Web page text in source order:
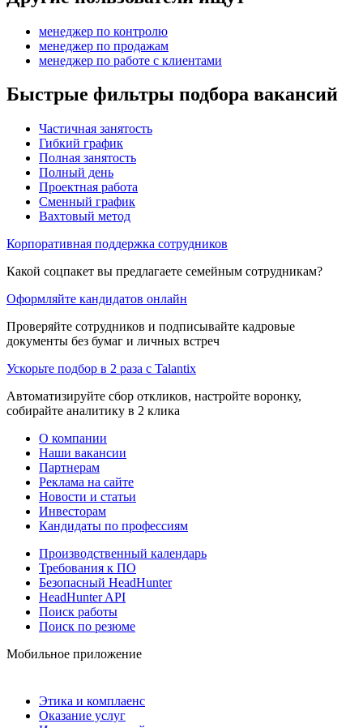
менеджер по контролю
менеджер по продажам
менеджер по работе с клиентами
Быстрые фильтры подбора вакансий
Частичная занятость
Гибкий график
Полная занятость
Полный день
Проектная работа
Сменный график
Вахтовый метод
Корпоративная поддержка сотрудников
Какой соцпакет вы предлагаете семейным сотрудникам?
Оформляйте кандидатов онлайн
Проверяйте сотрудников и подписывайте кадровые
документы без бумаг и личных встреч
Ускорьте подбор в 2 раза с Talantix
Автоматизируйте сбор откликов, настройте воронку,
собирайте аналитику в 2 клика
О компании
Наши вакансии
Партнерам
Реклама на сайте
Новости и статьи
Инвесторам
Кандидаты по профессиям
Производственный календарь
Требования к ПО
Безопасный HeadHunter
HeadHunter API
Поиск работы
Поиск по резюме
Мобильное приложение
Этика и комплаенс
Оказание услуг